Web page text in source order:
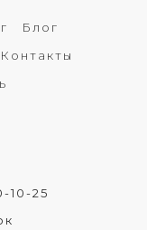
Блог
Контакты
10-25